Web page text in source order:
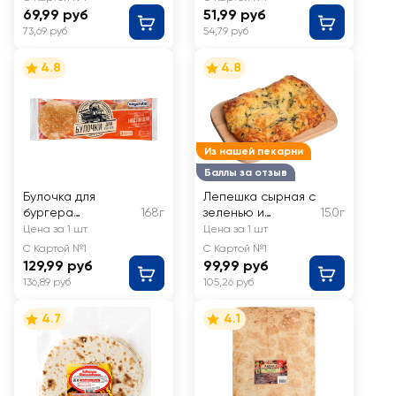
69,99 руб
73,69 руб
51,99 руб
54,79 руб
4.8
Булочка для
бургера
BAGERSTAT с
кунжутом
168г
Цена за 1 шт
С Картой №1
129,99 руб
136,89 руб
Из нашей пекарни
Баллы за отзыв
4.8
Лепешка сырная с
зеленью и
чесноком
150г
Цена за 1 шт
С Картой №1
99,99 руб
105,26 руб
4.7 4.1